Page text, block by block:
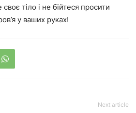
своє тіло і не бійтеся просити
у ваших руках!
Next article